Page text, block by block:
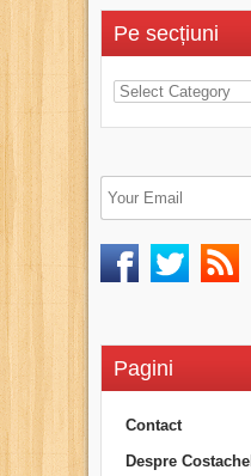
Pe secțiuni
Pagini
Contact
Despre Costachel